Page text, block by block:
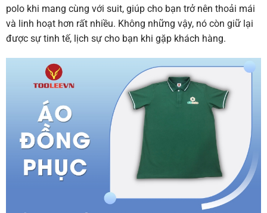
polo khi mang cùng với suit, giúp cho bạn trở nên thoải mái
và linh hoạt hơn rất nhiều. Không những vậy, nó còn giữ lại
được sự tinh tế, lịch sự cho bạn khi gặp khách hàng.